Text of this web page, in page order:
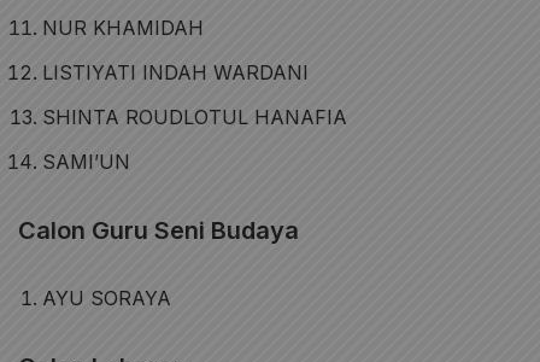
NUR KHAMIDAH
LISTIYATI INDAH WARDANI
SHINTA ROUDLOTUL HANAFIA
SAMI’UN
Calon Guru Seni Budaya
AYU SORAYA